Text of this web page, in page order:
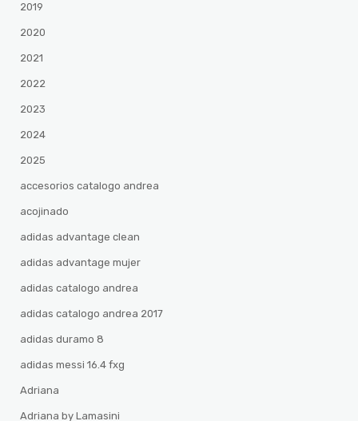
2019
2020
2021
2022
2023
2024
2025
accesorios catalogo andrea
acojinado
adidas advantage clean
adidas advantage mujer
adidas catalogo andrea
adidas catalogo andrea 2017
adidas duramo 8
adidas messi 16.4 fxg
Adriana
Adriana by Lamasini